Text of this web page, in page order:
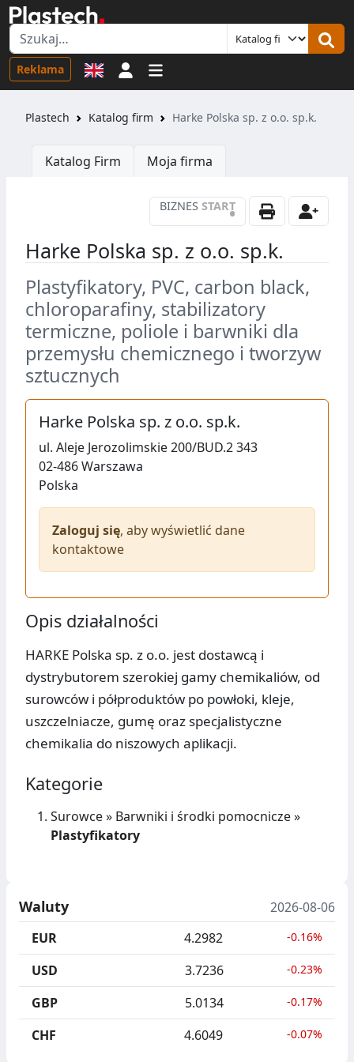
Reklama Logowanie
Plastech Katalog firm Harke Polska sp. z o.o. sp.k.
Katalog Firm Moja firma
BIZNES START
•
Harke Polska sp. z o.o. sp.k.
Plastyfikatory, PVC, carbon black,
chloroparafiny, stabilizatory
termiczne, poliole i barwniki dla
przemysłu chemicznego i tworzyw
sztucznych
Harke Polska sp. z o.o. sp.k.
ul. Aleje Jerozolimskie 200/BUD.2 343
02-486Warszawa
Polska
Zaloguj się, aby wyświetlić dane
kontaktowe
Opis działalności
HARKE Polska sp. z o.o. jest dostawcą i
dystrybutorem szerokiej gamy chemikaliów, od
surowców i półproduktów po powłoki, kleje,
uszczelniacze, gumę oraz specjalistyczne
chemikalia do niszowych aplikacji.
Kategorie
Surowce» Barwniki i środki pomocnicze»
Plastyfikatory
Waluty
2026-08-06
EUR
4.2982 -0.16%
USD 3.7236 -0.23%
GBP 5.0134 -0.17%
CHF 4.6049 -0.07%